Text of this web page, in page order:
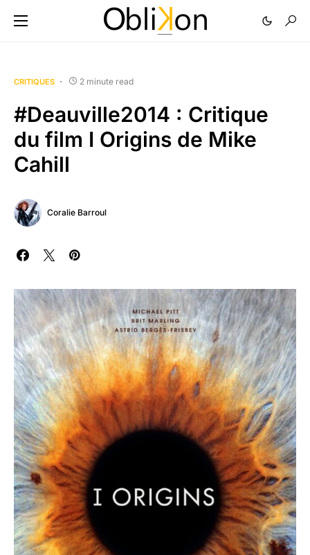
CRITIQUES 2 minute read
#Deauville2014 : Critique
du film I Origins de Mike
Cahill
Coralie Barroul